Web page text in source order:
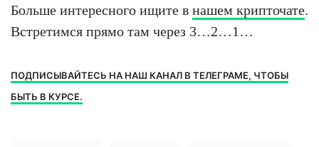
Больше интересного ищите в нашем крипточате.
Встретимся прямо там через 3…2…1…
ПОДПИСЫВАЙТЕСЬ НА НАШ КАНАЛ В ТЕЛЕГРАМЕ, ЧТОБЫ
БЫТЬ В КУРСЕ.